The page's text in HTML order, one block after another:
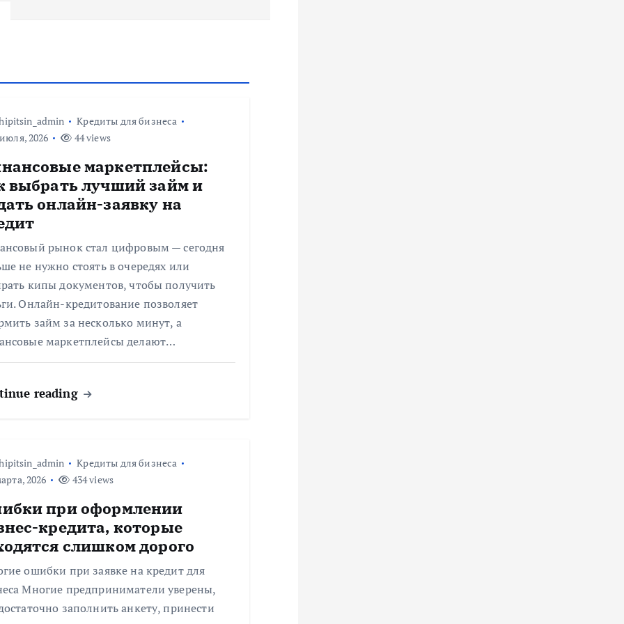
Кредиты для бизнеса
2026
44 views
маркетплейсы:
выбрать лучший займ и
онлайн-заявку на
рынок стал цифровым — сегодня
не нужно стоять в очередях или
кипы документов, чтобы получить
Онлайн-кредитование позволяет
займ за несколько минут, а
маркетплейсы делают…
reading
Кредиты для бизнеса
2026
434 views
при оформлении
кредита, которые
слишком дорого
ошибки при заявке на кредит для
Многие предприниматели уверены,
заполнить анкету, принести